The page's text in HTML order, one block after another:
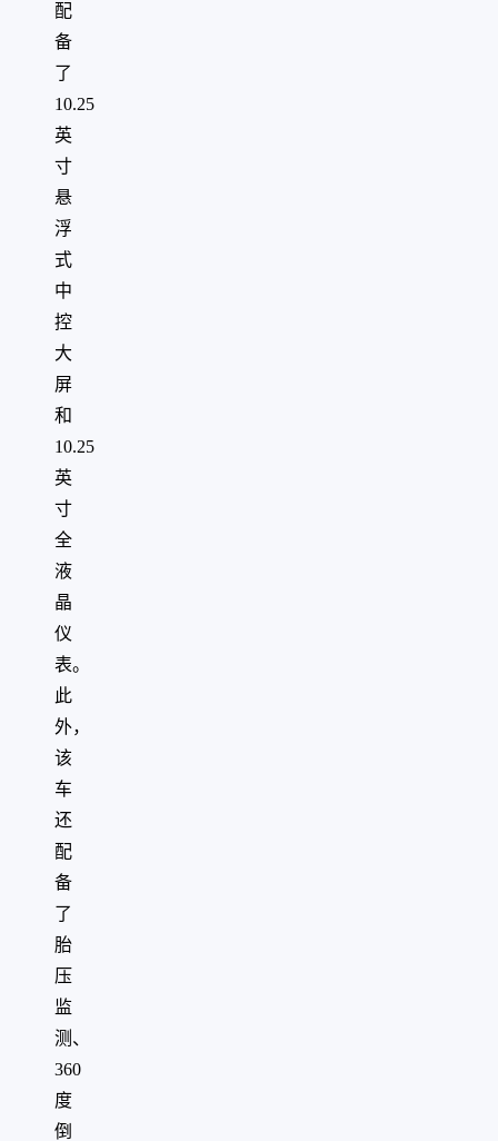
配
备
了
10.25
英
寸
悬
浮
式
中
控
大
屏
和
10.25
英
寸
全
液
晶
仪
表。
此
外，
该
车
还
配
备
了
胎
压
监
测、
360
度
倒